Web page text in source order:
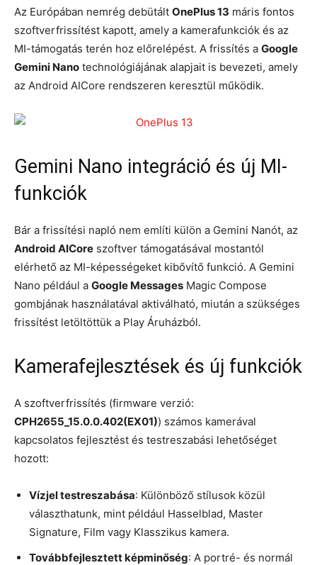
Az Európában nemrég debütált OnePlus 13 máris fontos
szoftverfrissítést kapott, amely a kamerafunkciók és az
MI-támogatás terén hoz előrelépést. A frissítés a Google
Gemini Nano technológiájának alapjait is bevezeti, amely
az Android AICore rendszeren keresztül működik.
Gemini Nano integráció és új MI-
funkciók
Bár a frissítési napló nem említi külön a Gemini Nanót, az
Android AICore szoftver támogatásával mostantól
elérhető az MI-képességeket kibővítő funkció. A Gemini
Nano például a Google Messages Magic Compose
gombjának használatával aktiválható, miután a szükséges
frissítést letöltöttük a Play Áruházból.
Kamerafejlesztések és új funkciók
A szoftverfrissítés (firmware verzió:
CPH2655_15.0.0.402(EX01)) számos kamerával
kapcsolatos fejlesztést és testreszabási lehetőséget
hozott:
Vízjel testreszabása: Különböző stílusok közül
választhatunk, mint például Hasselblad, Master
Signature, Film vagy Klasszikus kamera.
Továbbfejlesztett képminőség: A portré- és normál